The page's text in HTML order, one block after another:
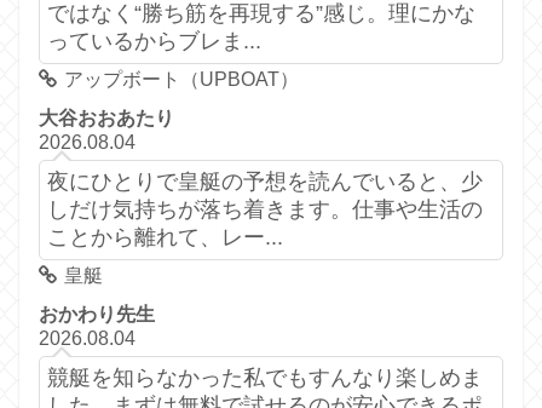
ではなく“勝ち筋を再現する”感じ。理にかな
っているからブレま...
アップボート（UPBOAT）
大谷おおあたり
2026.08.04
夜にひとりで皇艇の予想を読んでいると、少
しだけ気持ちが落ち着きます。仕事や生活の
ことから離れて、レー...
皇艇
おかわり先生
2026.08.04
競艇を知らなかった私でもすんなり楽しめま